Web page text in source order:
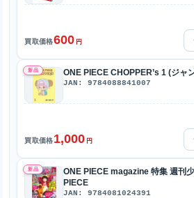
買取価格600 円
新品 ONE PIECE CHOPPER’s 1 (ジャ
JAN: 9784088841007
買取価格1,000 円
新品
ONE PIECE magazine 特集 週刊
PIECE
JAN: 9784081024391